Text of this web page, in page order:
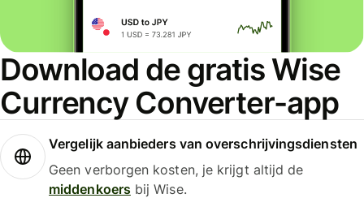
Download de gratis Wise
Currency Converter-app
Vergelijk aanbieders van overschrijvingsdiensten
Geen verborgen kosten, je krijgt altijd de
middenkoersbij Wise.